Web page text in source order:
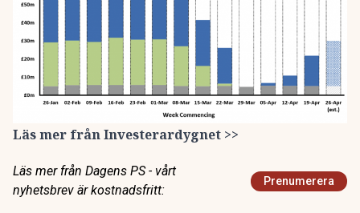
Läs mer från Investerardygnet >>
Läs mer från Dagens PS - vårt
nyhetsbrev är kostnadsfritt:
Prenumerera